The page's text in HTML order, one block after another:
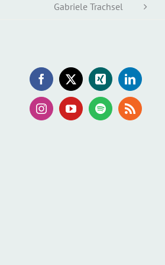
Gabriele Trachsel
Facebook
X Xing LinkedIn
InstagramYouTubeSpotifyRss